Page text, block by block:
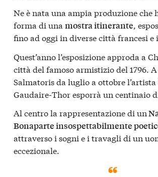
Ne è nata una ampia produzione che
forma di una mostra itinerante,
fino ad oggi in diverse città francesi
Quest’anno l’esposizione approda a
città del famoso armistizio del 1796.
Salmatoris da luglio a ottobre l’artista
Gaudaire-Thor esporrà un centinaio
Al centro la rappresentazione di un
Bonaparte insospettabilmente
attraverso i sogni e i travagli di un
eccezionale.